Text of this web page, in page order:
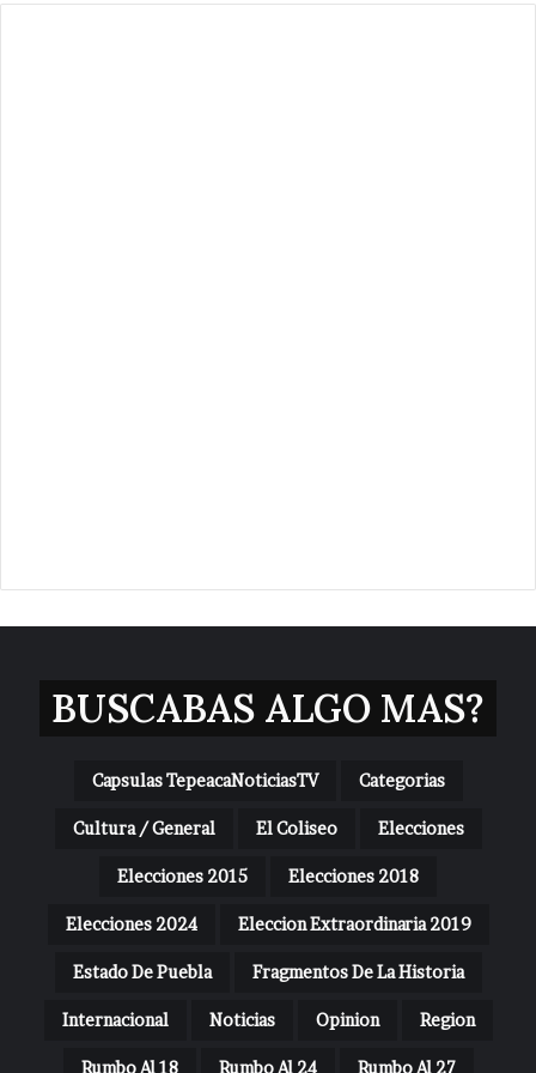
Yunes
en
BUSCABAS ALGO MAS?
Capsulas TepeacaNoticiasTV Categorias
Cultura / General El Coliseo Elecciones
Elecciones 2015 Elecciones 2018
Elecciones 2024 Eleccion Extraordinaria 2019
Estado De Puebla Fragmentos De La Historia
Internacional Noticias Opinion Region
Rumbo Al 18 Rumbo Al 24 Rumbo Al 27